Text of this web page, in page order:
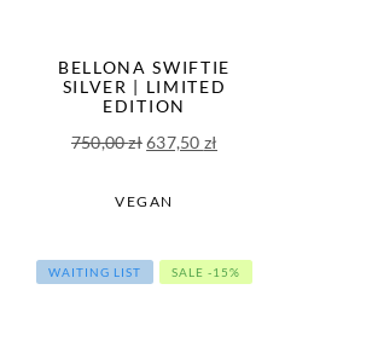
BELLONA SWIFTIE
SILVER | LIMITED
EDITION
750,00złPierwotna
wynosiła:
637,50 zł
VEGAN
WAITING LIST SALE -15%